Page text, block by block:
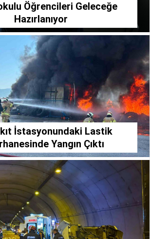
Öğrencileri Geleceğe
Hazırlanıyor
İstasyonundaki Lastik
Yangın Çıktı